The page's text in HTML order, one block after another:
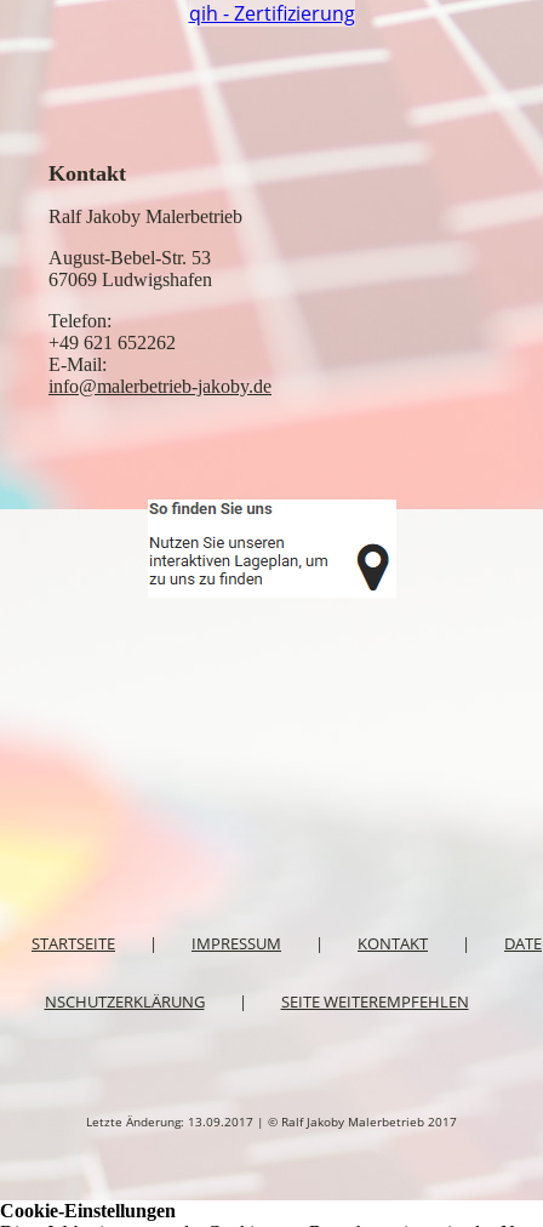
qih - Zertifizierung
Kontakt
Ralf Jakoby Malerbetrieb
August-Bebel-Str. 53
67069 Ludwigshafen
Telefon:
+49 621 652262
E-Mail:
info@malerbetrieb-jakoby.de
STARTSEITE | IMPRESSUM | KONTAKT | DATE
NSCHUTZERKLÄRUNG | SEITE WEITEREMPFEHLEN
Letzte Änderung: 13.09.2017 | © Ralf Jakoby Malerbetrieb 2017
Cookie-Einstellungen